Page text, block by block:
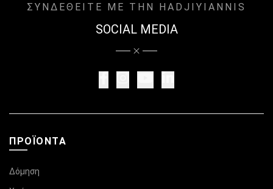
ΣΥΝΔΕΘΕΙΤΕ ΜΕ ΤΗΝ HADJIYIANNIS
SOCIAL MEDIA
ΠΡΟΪΌΝΤΑ
Δόμηση